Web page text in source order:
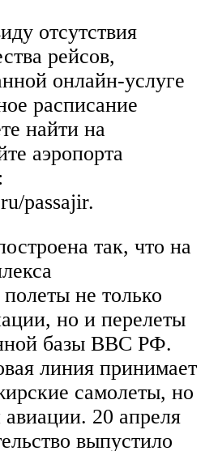
отсутствия
рейсов,
онлайн-услуге
расписание
найти на
аэропорта
passajir.
так, что на
не только
но и перелеты
базы ВВС РФ.
линия принимает
самолеты, но
20 апреля
выпустило